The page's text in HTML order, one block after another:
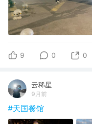
9 0 0
云稀星
9月前
#天国餐馆